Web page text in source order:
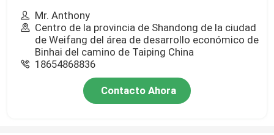
Mr. Anthony
Centro de la provincia de Shandong de la ciudad
de Weifang del área de desarrollo económico de
Binhai del camino de Taiping China
18654868836
Contacto Ahora